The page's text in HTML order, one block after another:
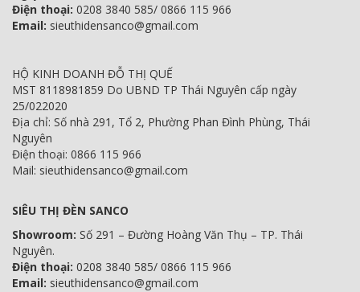
Điện thoại: 0208 3840 585/ 0866 115 966
Email: sieuthidensanco@gmail.com
HỘ KINH DOANH ĐỖ THỊ QUẾ
MST 8118981859 Do UBND TP Thái Nguyên cấp ngày
25/022020
Địa chỉ: Số nhà 291, Tổ 2, Phường Phan Đình Phùng, Thái
Nguyên
Điện thoại: 0866 115 966
Mail: sieuthidensanco@gmail.com
SIÊU THỊ ĐÈN SANCO
Showroom: Số 291 – Đường Hoàng Văn Thụ – TP. Thái
Nguyên.
Điện thoại: 0208 3840 585/ 0866 115 966
Email: sieuthidensanco@gmail.com